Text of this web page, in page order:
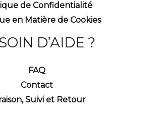
de Confidentialité
en Matière de Cookies
D’AIDE ?
FAQ
Contact
Suivi et Retour